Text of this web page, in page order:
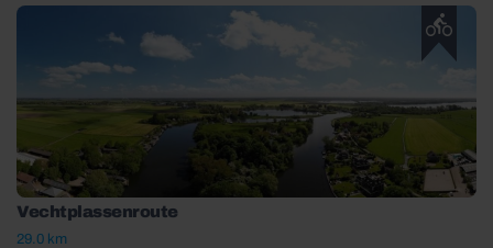
Vechtplassenroute
29.0 km